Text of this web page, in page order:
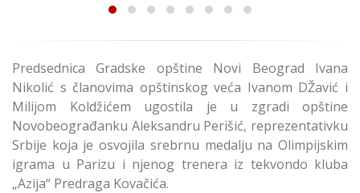
Predsednica Gradske opštine Novi Beograd Ivana
Nikolić s članovima opštinskog veća Ivanom DŽavić i
Milijom Koldžićem ugostila je u zgradi opštine
Novobeograđanku Aleksandru Perišić, reprezentativku
Srbije koja je osvojila srebrnu medalju na Olimpijskim
igrama u Parizu i njenog trenera iz tekvondo kluba
„Azija“ Predraga Kovačića.